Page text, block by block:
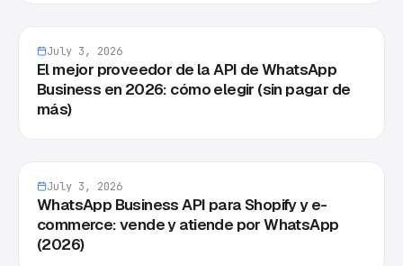
July 3, 2026
El mejor proveedor de la API de WhatsApp
Business en 2026: cómo elegir (sin pagar de
más)
July 3, 2026
WhatsApp Business API para Shopify y e-
commerce: vende y atiende por WhatsApp
(2026)